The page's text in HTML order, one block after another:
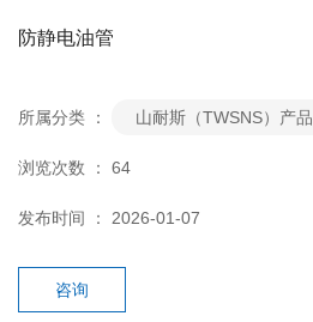
防静电油管
所属分类 ： 山耐斯（TWSNS）产品
浏览次数 ： 64
发布时间 ： 2026-01-07
咨询